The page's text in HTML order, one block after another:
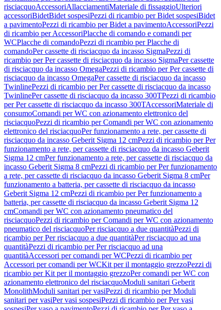
risciacquoAccessoriAllacciamentiMateriale di fissaggioUlteriori
accessoriBidetBidet sospesiPezzi di ricambio per Bidet sospesiBidet
a pavimentoPezzi di ricambio per Bidet a pavimentoAccessoriPezzi
di ricambio per AccessoriPlacche di comando e comandi per
WCPlacche di comandoPezzi di ricambio per Placche di
comandoPer cassette di risciacquo da incasso SigmaPezzi di
ricambio per Per cassette di risciacquo da incasso SigmaPer cassette
di risciacquo da incasso OmegaPezzi di ricambio per Per cassette di
risciacquo da incasso OmegaPer cassette di risciacquo da incasso
TwinlinePezzi di ricambio per Per cassette di risciacquo da incasso
TwinlinePer cassette di risciacquo da incasso 300TPezzi di ricambio
per Per cassette di risciacquo da incasso 300TAccessoriMateriale di
consumoComandi per WC con azionamento elettronico del
risciacquoPezzi di ricambio per Comandi per WC con azionamento
elettronico del risciacquoPer funzionamento a rete, per cassette di
risciacquo da incasso Geberit Sigma 12 cmPezzi di ricambio per Per
funzionamento a rete, per cassette di risciacquo da incasso Geberit
Sigma 12 cmPer funzionamento a rete, per cassette di risciacquo da
incasso Geberit Sigma 8 cmPezzi di ricambio per Per funzionamento
a rete, per cassette di risciacquo da incasso Geberit Sigma 8 cmPer
funzionamento a batteria, per cassette di risciacquo da incasso
Geberit Sigma 12 cmPezzi di ricambio per Per funzionamento a
batteria, per cassette di risciacquo da incasso Geberit Sigma 12
cmComandi per WC con azionamento pneumatico del
risciacquoPezzi di ricambio per Comandi per WC con azionamento
pneumatico del risciacquoPer risciacquo a due quantitàPezzi di
ricambio per Per risciacquo a due quantitàPer risciacquo ad una
quantitàPezzi di ricambio per Per risciacquo ad una
quantitàAccessori per comandi per WCPezzi di ricambio per
Accessori per comandi per WCKit per il montaggio grezzoPezzi di
ricambio per Kit per il montaggio grezzoPer comandi per WC con
azionamento elettronico del risciacquoModuli sanitari Geberit
MonolithModuli sanitari per vasiPezzi di ricambio per Moduli
sanitari per vasiPer vasi sospesiPezzi di ricambio per Per vasi